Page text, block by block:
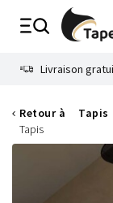
Livraison
Retour à
Tapis
Tapis